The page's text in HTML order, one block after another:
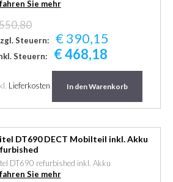
Sie mehr
Steuern: € 390,15
Steuern: € 468,18
Lieferkosten In den Warenkorb
DT690 DECT Mobilteil inkl. Akku
DT690 refurbished inkl. Akku
Sie mehr